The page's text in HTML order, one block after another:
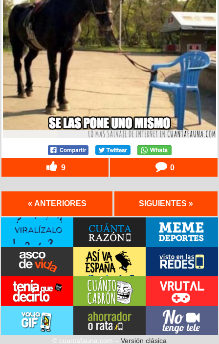
9 0
« ANTERIORES SIGUIENTES »
© cuantafauna.com – Versión clásica